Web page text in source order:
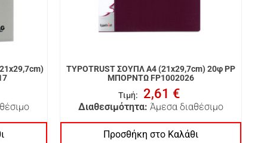
TYPOTRUST ΣΟΥΠΛ A4 (21x29,7cm) 20φ PP
ΜΠΟΡΝΤΩ FP1002026
Τιμή: 2,61 €
Διαθεσιμότητα: Άμεσα διαθέσιμο
Προσθήκη στο Καλάθι